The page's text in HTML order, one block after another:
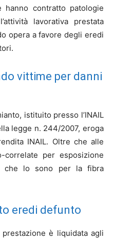
hanno contratto patologie
lavorativa prestata
opera a favore degli eredi
vittime per danni
istituito presso l’INAIL
legge n. 244/2007, eroga
INAIL. Oltre che alle
correlate per esposizione
che lo sono per la fibra
eredi defunto
è liquidata agli